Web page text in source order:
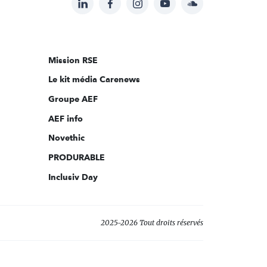
Suivez-
sur:
Mission RSE
Le kit média Carenews
Groupe AEF
AEF info
Novethic
PRODURABLE
Inclusiv Day
2025-2026 Tout droits réservés